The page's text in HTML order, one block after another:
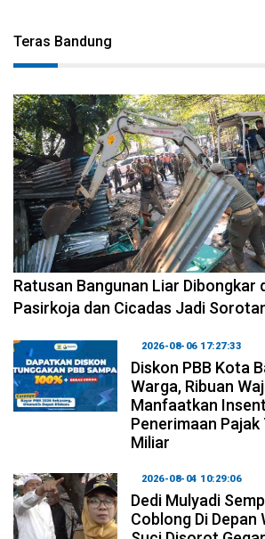
Teras Bandung
2026-08-06 17:34:08
Ratusan Bangunan Liar Dibongkar
Pasirkoja dan Cicadas Jadi
2026-08-06 17:27:33
Diskon PBB Kota
Warga, Ribuan
Manfaatkan
Penerimaan Pajak
Miliar
2026-08-04 10:29:06
Dedi Mulyadi
Coblong Di Depan